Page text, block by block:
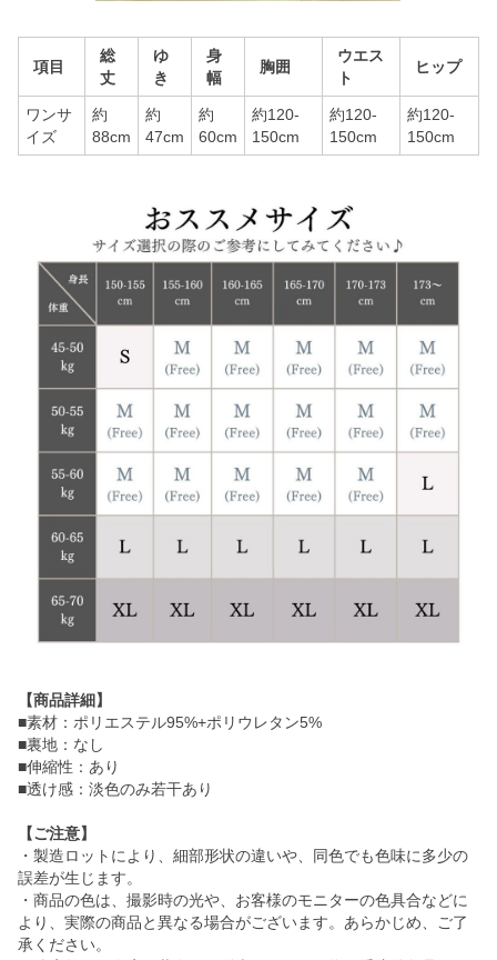
項目
総
丈
ゆ
き
身
幅
胸囲
ウエス
ト
ヒップ
ワンサ
イズ
約
88cm
約
47cm
約
60cm
約120-
150cm
約120-
150cm
約120-
150cm
【商品詳細】
■素材：ポリエステル95%+ポリウレタン5%
■裏地：なし
■伸縮性：あり
■透け感：淡色のみ若干あり
【ご注意】
・製造ロットにより、細部形状の違いや、同色でも色味に多少の
誤差が生じます。
・商品の色は、撮影時の光や、お客様のモニターの色具合などに
より、実際の商品と異なる場合がございます。あらかじめ、ご了
承ください。